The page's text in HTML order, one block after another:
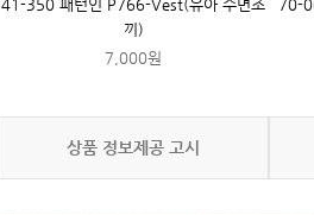
41-350 패턴인 P766-Vest(유아 수면조
끼)
7,000원
70-
상품 정보제공 고시